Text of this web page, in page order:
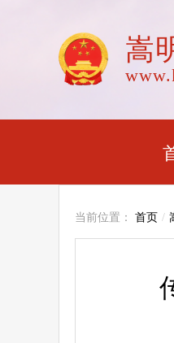
嵩
当前位置： 首页 /